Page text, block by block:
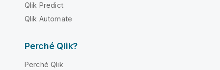
Qlik Predict
Qlik Automate
Perché Qlik?
Perché Qlik